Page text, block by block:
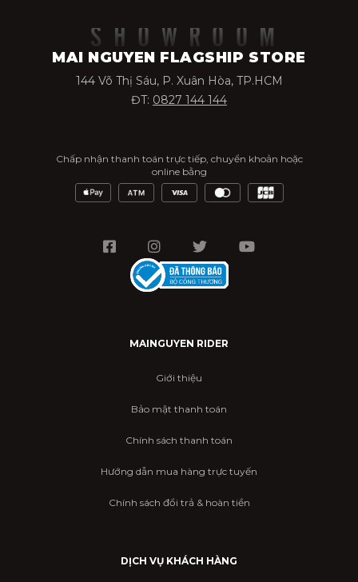
MAINGUYEN RIDER
Giới thiệu
Bảo mật thanh toán
Chính sách thanh toán
Hướng dẫn mua hàng trực tuyến
Chính sách đổi trả & hoàn tiền
DỊCH VỤ KHÁCH HÀNG
SHOWROOM
MAI NGUYEN FLAGSHIP STORE
144 Võ Thị Sáu, P. Xuân Hòa, TP.HCM
ĐT: 0827 144 144
Chấp nhận thanh toán trực tiếp, chuyển khoản hoặc
online bằng